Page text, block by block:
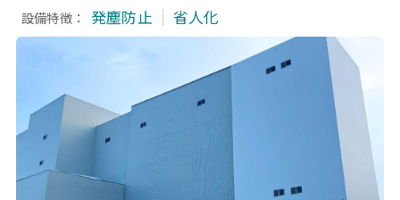
設備特徴： 発塵防止 省人化